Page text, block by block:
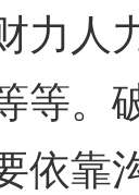
力人
等。
依靠